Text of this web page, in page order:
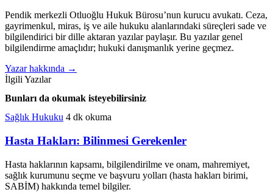
Pendik merkezli Otluoğlu Hukuk Bürosu’nun kurucu avukatı. Ceza,
gayrimenkul, miras, iş ve aile hukuku alanlarındaki süreçleri sade ve
bilgilendirici bir dille aktaran yazılar paylaşır. Bu yazılar genel
bilgilendirme amaçlıdır; hukuki danışmanlık yerine geçmez.
Yazar hakkında →
İlgili Yazılar
Bunları da okumak isteyebilirsiniz
Sağlık Hukuku 4 dk okuma
Hasta Hakları: Bilinmesi Gerekenler
Hasta haklarının kapsamı, bilgilendirilme ve onam, mahremiyet,
sağlık kurumunu seçme ve başvuru yolları (hasta hakları birimi,
SABİM) hakkında temel bilgiler.